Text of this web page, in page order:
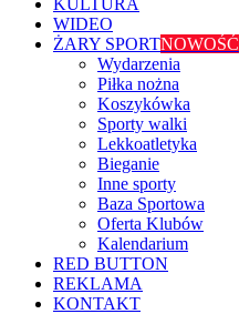
KULTURA
WIDEO
ŻARY SPORTNOWOŚĆ
Wydarzenia
Piłka nożna
Koszykówka
Sporty walki
Lekkoatletyka
Bieganie
Inne sporty
Baza Sportowa
Oferta Klubów
Kalendarium
RED BUTTON
REKLAMA
KONTAKT